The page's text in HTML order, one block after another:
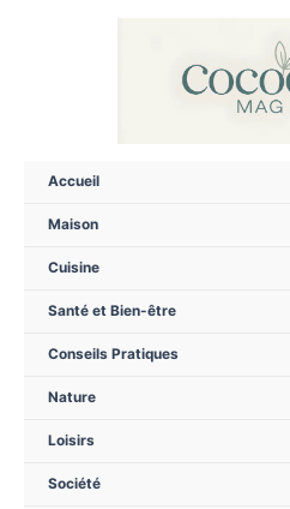
Accueil
Maison
Cuisine
Santé et Bien-être
Conseils Pratiques
Nature
Loisirs
Société